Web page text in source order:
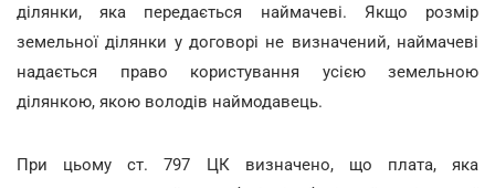
ділянки, яка передається наймачеві. Якщо розмір
земельної ділянки у договорі не визначений, наймачеві
надається право користування усією земельною
ділянкою, якою володів наймодавець.
При цьому ст. 797 ЦК визначено, що плата, яка